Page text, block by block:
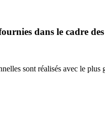
dans le cadre
sont réalisés avec le plus